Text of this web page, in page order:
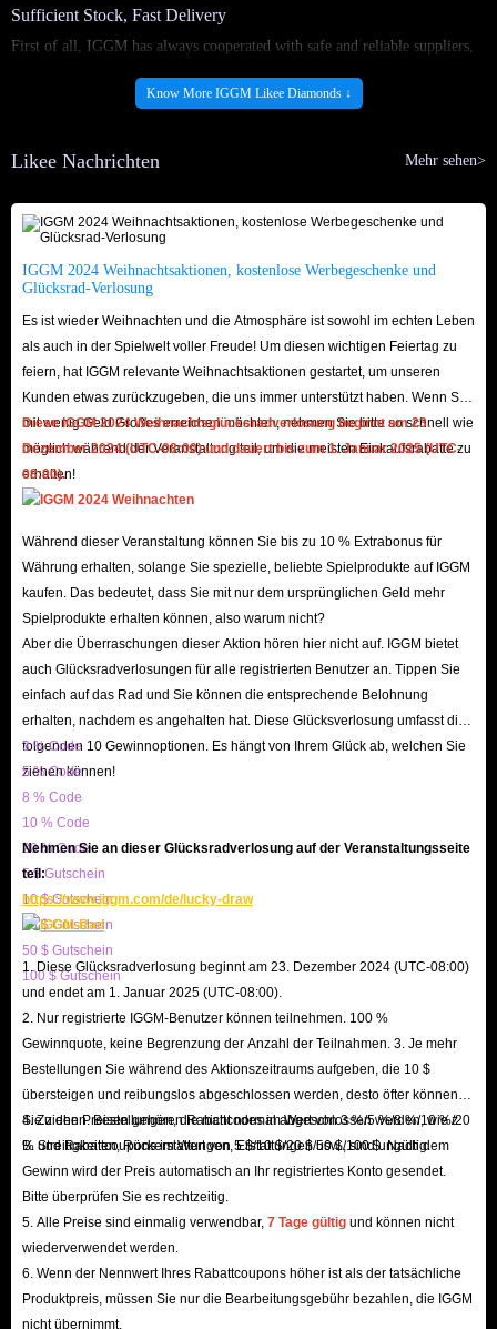
Sufficient Stock, Fast Delivery
First of all, IGGM has always cooperated with safe and reliable suppliers,
so our website always has a large and stable supply of Likee diamonds for
sale to meet all your top-up needs. Our ample inventory ensures timely
the order of your order as quickly as possible, allowing you to seamlessly
enjoy a superior experience within the Likee App!
Trust Endorsement, Safe and Reliable
IGGM is a long-established store that has earned the trust of countless users
with its stable and reliable service and secure shopping environment. We
enjoy a high reputation on mainstream platforms such as Facebook, X, and
Discord, with users even spontaneously promoting us - a testament to our
genuine reviews on Trustpilot and the Google Play Store. Currently, over
150k reviews and a 4.8 star rating demonstrate that we are not a fraudulent
website.
website's SSL encryption and server security mechanisms safeguard your
shopping experience. Therefore, when topping up diamonds with IGGM,
you don't need to worry about your account being hacked or your
information being leaked.
Low Prices, Diverse Offers
IGGM always has the cheapest Likee top-up for sale. This is because our
professional staff monitors market trends daily and adjusts diamond pricing
prices.
In addition, we offer various discounts to help you save even more when
buying in-app diamonds, including up to 5% off for IGGM VIP members,
occasional holiday promotions with the chance to receive large discount
codes, and even the opportunity to earn substantial commissions by joining
our Affiliate Program. Therefore, IGGM is definitely the best place to buy
Likee diamond top-ups.
24/7 Customer Support, Five-Star Service
If you encounter any problems while recharging your Likee diamonds on
IGGM, you can contact our 24/7 online customer service at any time. We
will respond and resolve all your issues as quickly as possible. If you are
the reason. We will try our best to provide you with the best solution. All
your objective suggestions are key to helping IGGM continuously improve
its services.
If you no longer need the diamonds after payment, you can request a
will be quickly returned to your account.
Know More IGGM Likee Diamonds ↓
Likee Nachrichten Mehr sehen>
IGGM 2024 Weihnachtsaktionen, kostenlose Werbegeschenke und
Glücksrad-Verlosung
Es ist wieder Weihnachten und die Atmosphäre ist sowohl im echten Leben
als auch in der Spielwelt voller Freude! Um diesen wichtigen Feiertag zu
feiern, hat IGGM relevante Weihnachtsaktionen gestartet, um unseren
Kunden etwas zurückzugeben, die uns immer unterstützt haben. Wenn Sie
mit wenig Geld Großes erreichen möchten, nehmen Sie bitte so schnell wie
möglich während der Veranstaltung teil, um die meisten Einkaufsrabatte zu
erhalten!
Diese IGGM 2024 Weihnachtsglücksradverlosung beginnt am 23.
Dezember 2024 (UTC-08:00) und dauert bis zum 1. Januar 2025 (UTC-
08:00).
Während dieser Veranstaltung können Sie bis zu 10 % Extrabonus für
Währung erhalten, solange Sie spezielle, beliebte Spielprodukte auf IGGM
kaufen. Das bedeutet, dass Sie mit nur dem ursprünglichen Geld mehr
Spielprodukte erhalten können, also warum nicht?
Aber die Überraschungen dieser Aktion hören hier nicht auf. IGGM bietet
auch Glücksradverlosungen für alle registrierten Benutzer an. Tippen Sie
einfach auf das Rad und Sie können die entsprechende Belohnung
erhalten, nachdem es angehalten hat. Diese Glücksverlosung umfasst die
folgenden 10 Gewinnoptionen. Es hängt von Ihrem Glück ab, welchen Sie
ziehen können!
3 % Code
5 % Code
8 % Code
10 % Code
20 % Code
5 $ Gutschein
10 $ Gutschein
20 $ Gutschein
50 $ Gutschein
100 $ Gutschein
Nehmen Sie an dieser Glücksradverlosung auf der Veranstaltungsseite
teil:
https://www.iggm.com/de/lucky-draw
1. Diese Glücksradverlosung beginnt am 23. Dezember 2024 (UTC-08:00)
und endet am 1. Januar 2025 (UTC-08:00).
2. Nur registrierte IGGM-Benutzer können teilnehmen. 100 %
Gewinnquote, keine Begrenzung der Anzahl der Teilnahmen. 3. Je mehr
Bestellungen Sie während des Aktionszeitraums aufgeben, die 10 $
übersteigen und reibungslos abgeschlossen werden, desto öfter können
Sie ziehen. Bestellungen, die nicht normal abgeschlossen werden, wie z.
B. Streitigkeiten, Rückerstattungen, Erstattungen usw., sind ungültig.
4. Zu den Preisen gehören Rabattcodes im Wert von 3 %/5 %/8 %/10 %/20
% und Rabattcoupons im Wert von 5 $/10 $/20 $/50 $/100 $. Nach dem
Gewinn wird der Preis automatisch an Ihr registriertes Konto gesendet.
Bitte überprüfen Sie es rechtzeitig.
5. Alle Preise sind einmalig verwendbar, 7 Tage gültig und können nicht
wiederverwendet werden.
6. Wenn der Nennwert Ihres Rabattcoupons höher ist als der tatsächliche
Produktpreis, müssen Sie nur die Bearbeitungsgebühr bezahlen, die IGGM
nicht übernimmt.